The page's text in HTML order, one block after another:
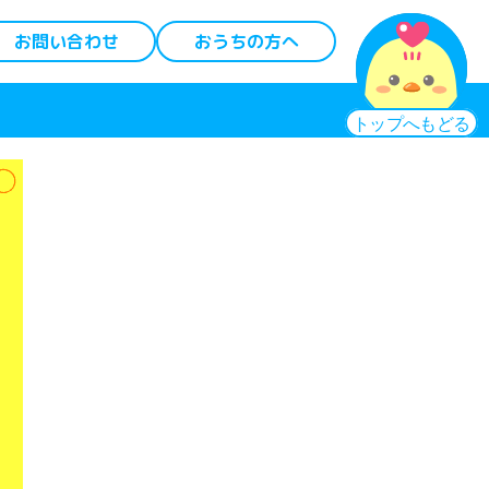
お問い合わせ おうちの方へ